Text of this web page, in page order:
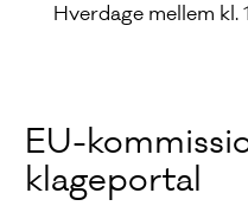
Hverdage mellem
EU-
klageportal